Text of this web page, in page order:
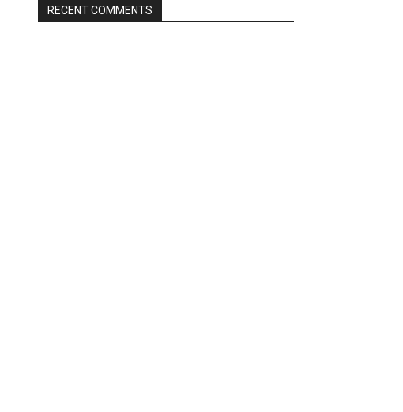
RECENT COMMENTS